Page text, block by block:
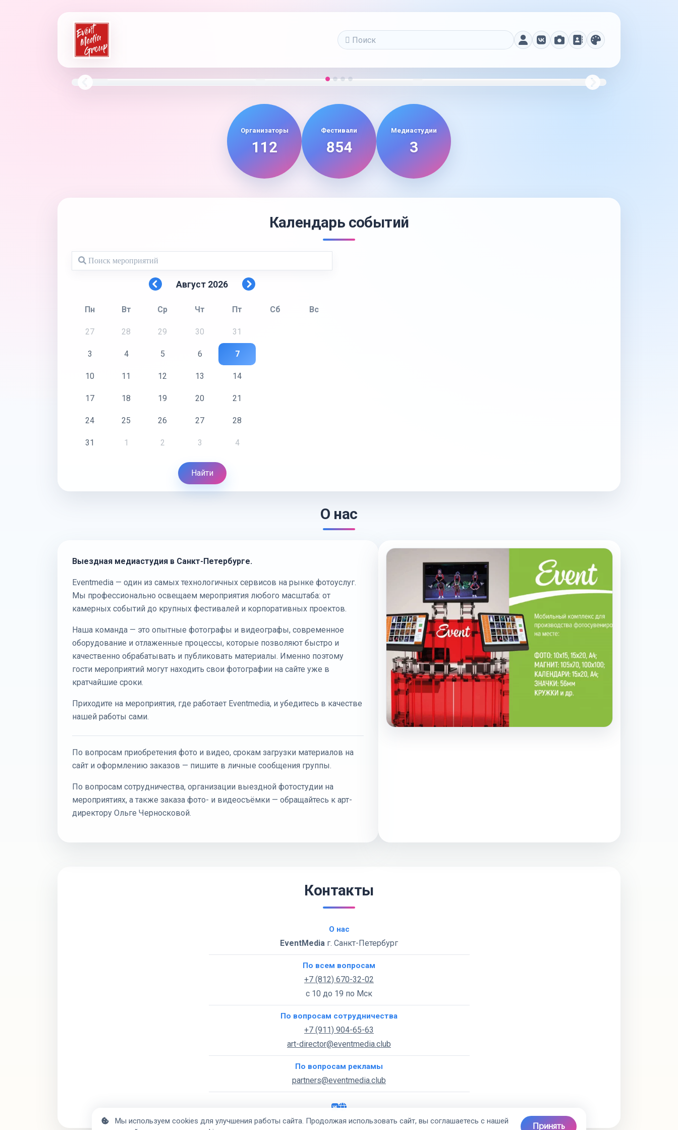
Организаторы
112
Фестивали
854
Медиастудии
3
Календарь событий
Август 2026
Пн Вт Ср Чт Пт Сб Вс
27 28 29 30 31
3 4 5 6 7
10 11 12 13 14
17 18 19 20 21
24 25 26 27 28
31 1 2 3 4
Найти
О нас
Выездная медиастудия в Санкт-Петербурге.
Eventmedia — один из самых технологичных сервисов на рынке фотоуслуг.
Мы профессионально освещаем мероприятия любого масштаба: от
камерных событий до крупных фестивалей и корпоративных проектов.
Наша команда — это опытные фотографы и видеографы, современное
оборудование и отлаженные процессы, которые позволяют быстро и
качественно обрабатывать и публиковать материалы. Именно поэтому
гости мероприятий могут находить свои фотографии на сайте уже в
кратчайшие сроки.
Приходите на мероприятия, где работает Eventmedia, и убедитесь в качестве
нашей работы сами.
По вопросам приобретения фото и видео, срокам загрузки материалов на
сайт и оформлению заказов — пишите в личные сообщения группы.
По вопросам сотрудничества, организации выездной фотостудии на
мероприятиях, а также заказа фото- и видеосъёмки — обращайтесь к арт-
директору Ольге Черносковой.
Контакты
О нас
EventMedia г. Санкт-Петербург
По всем вопросам
+7 (812) 670-32-02
с 10 до 19 по Мск
По вопросам сотрудничества
+7 (911) 904-65-63
art-director@eventmedia.club
По вопросам рекламы
partners@eventmedia.club
Мы используем cookies для улучшения работы сайта. Продолжая использовать сайт, вы соглашаетесь с нашей
Принять